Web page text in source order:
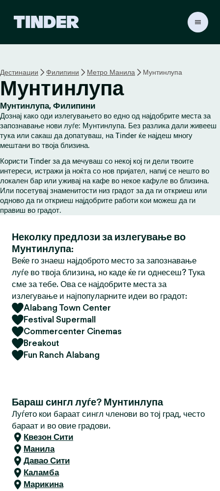
r
H
o
m
e
Дестинации Филипини Метро Манила Мунтинлупа
Мунтинлупа
Мунтинлупа, Филипини
Дознај како оди излегувањето во едно од најдобрите места за
запознавање нови луѓе: Мунтинлупа. Без разлика дали живееш
тука или сакаш да допатуваш, на Tinder ќе најдеш многу
мештани во твоја близина.
Користи Tinder за да мечуваш со некој кој ги дели твоите
интереси, истражи ја ноќта со нов пријател, напиј се нешто во
локален бар или уживај на кафе во некое кафуле во близина.
Или посетувај знаменитости низ градот за да ги откриеш или
одново да ги откриеш најдобрите работи кои можеш да ги
правиш во градот.
Неколку предлози за излегување во
Мунтинлупа:
Веќе го знаеш најдоброто место за запознавање
луѓе во твоја близина, но каде ќе ги однесеш? Тука
сме за тебе. Ова се најдобрите места за
излегување и најпопуларните идеи во градот:
Alabang Town Center
Festival Supermall
Commercenter Cinemas
Breakout
Fun Ranch Alabang
Бараш сингл луѓе? Мунтинлупа
Луѓето кои бараат сингл членови во тој град, често
бараат и во овие градови.
Квезон Сити
Манила
Давао Сити
Каламба
Марикина